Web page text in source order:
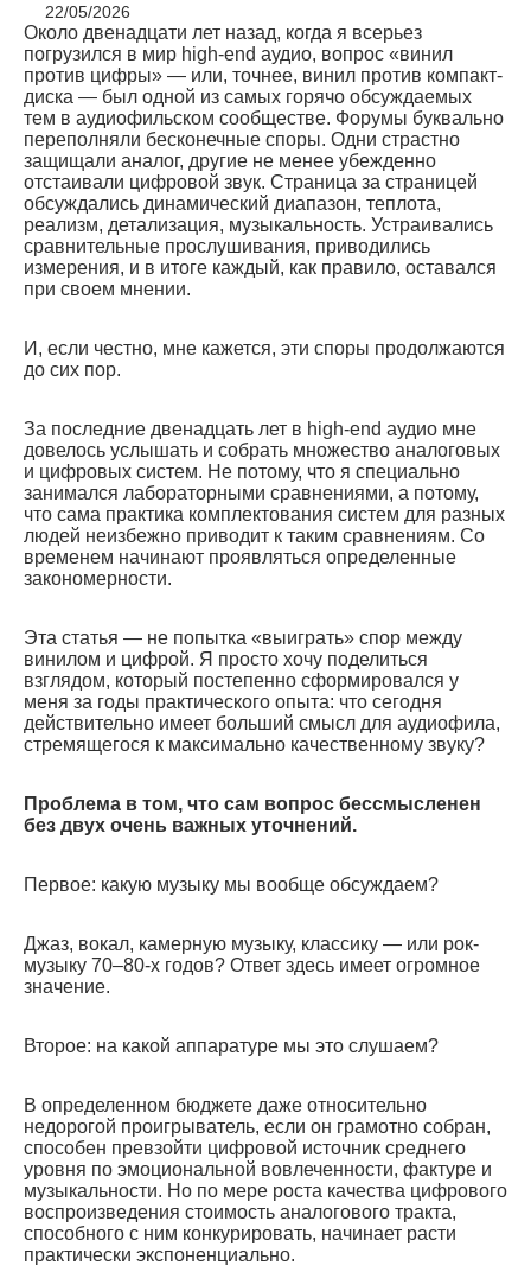
22/05/2026
Около двенадцати лет назад, когда я всерьез
погрузился в мир high-end аудио, вопрос «винил
против цифры» — или, точнее, винил против компакт-
диска — был одной из самых горячо обсуждаемых
тем в аудиофильском сообществе. Форумы буквально
переполняли бесконечные споры. Одни страстно
защищали аналог, другие не менее убежденно
отстаивали цифровой звук. Страница за страницей
обсуждались динамический диапазон, теплота,
реализм, детализация, музыкальность. Устраивались
сравнительные прослушивания, приводились
измерения, и в итоге каждый, как правило, оставался
при своем мнении.
И, если честно, мне кажется, эти споры продолжаются
до сих пор.
За последние двенадцать лет в high-end аудио мне
довелось услышать и собрать множество аналоговых
и цифровых систем. Не потому, что я специально
занимался лабораторными сравнениями, а потому,
что сама практика комплектования систем для разных
людей неизбежно приводит к таким сравнениям. Со
временем начинают проявляться определенные
закономерности.
Эта статья — не попытка «выиграть» спор между
винилом и цифрой. Я просто хочу поделиться
взглядом, который постепенно сформировался у
меня за годы практического опыта: что сегодня
действительно имеет больший смысл для аудиофила,
стремящегося к максимально качественному звуку?
Проблема в том, что сам вопрос бессмысленен
без двух очень важных уточнений.
Первое: какую музыку мы вообще обсуждаем?
Джаз, вокал, камерную музыку, классику — или рок-
музыку 70–80-х годов? Ответ здесь имеет огромное
значение.
Второе: на какой аппаратуре мы это слушаем?
В определенном бюджете даже относительно
недорогой проигрыватель, если он грамотно собран,
способен превзойти цифровой источник среднего
уровня по эмоциональной вовлеченности, фактуре и
музыкальности. Но по мере роста качества цифрового
воспроизведения стоимость аналогового тракта,
способного с ним конкурировать, начинает расти
практически экспоненциально.